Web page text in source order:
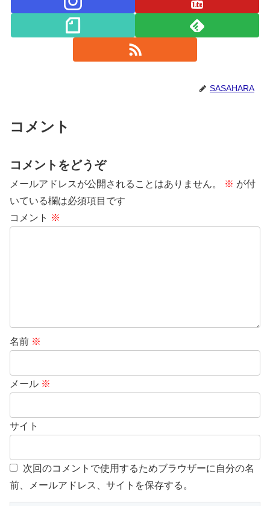
SASAHARA
コメント
コメントをどうぞ
メールアドレスが公開されることはありません。 ※ が付
いている欄は必須項目です
コメント ※
名前 ※
メール ※
サイト
次回のコメントで使用するためブラウザーに自分の名
前、メールアドレス、サイトを保存する。